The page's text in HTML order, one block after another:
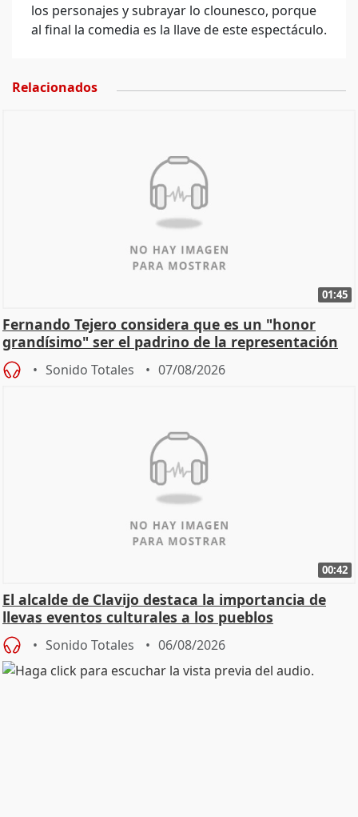
los personajes y subrayar lo clounesco, porque
al final la comedia es la llave de este espectáculo.
Relacionados
01:45
Fernando Tejero considera que es un "honor
grandísimo" ser el padrino de la representación
Sonido Totales 07/08/2026
00:42
El alcalde de Clavijo destaca la importancia de
llevas eventos culturales a los pueblos
Sonido Totales 06/08/2026